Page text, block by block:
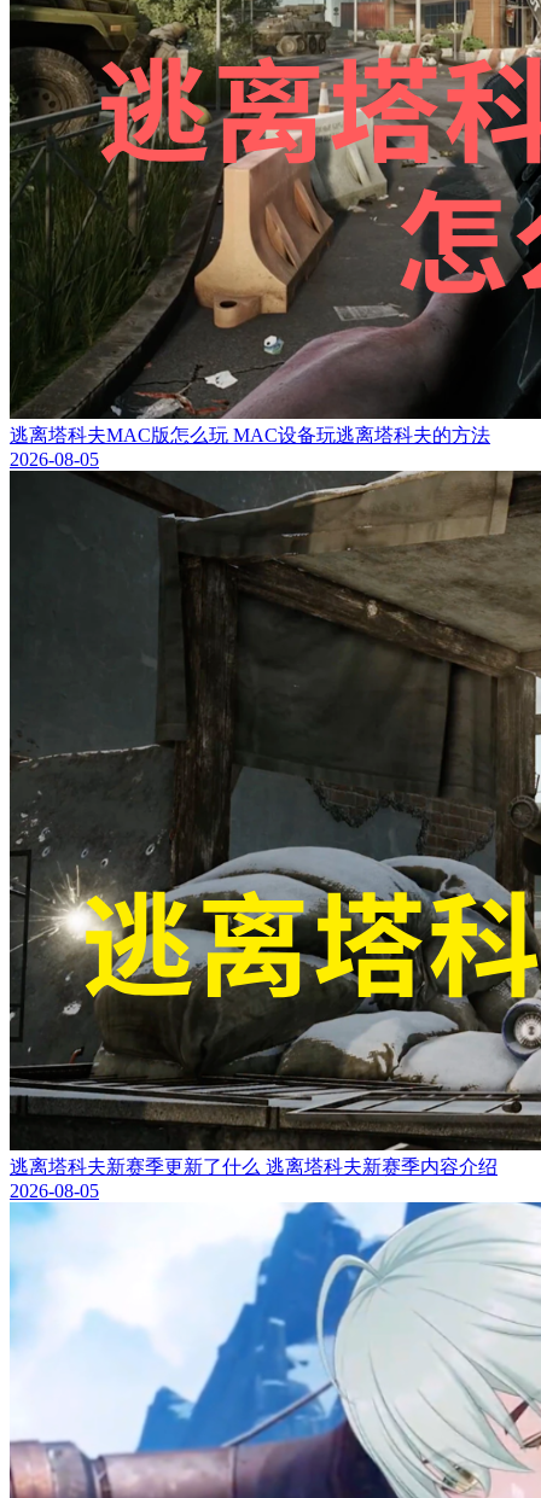
逃离塔科夫MAC版怎么玩 MAC设备玩逃离塔科夫的方法
2026-08-05
逃离塔科夫新赛季更新了什么 逃离塔科夫新赛季内容介绍
2026-08-05